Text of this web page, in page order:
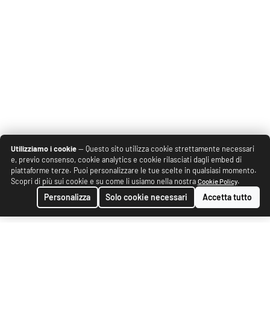
Utilizziamo i cookie— Questo sito utilizza cookie strettamente necessari
e, previo consenso, cookie analytics e cookie rilasciati dagli embed di
piattaforme terze. Puoi personalizzare le tue scelte in qualsiasi momento.
Scopri di più sui cookie e su come li usiamo nella nostra Cookie Policy.
Personalizza Solo cookie necessari Accetta tutto